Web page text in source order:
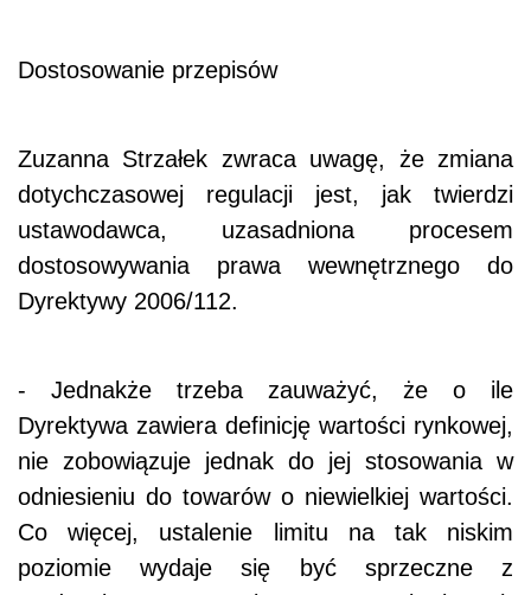
Dostosowanie przepisów
Zuzanna Strzałek zwraca uwagę, że zmiana
dotychczasowej regulacji jest, jak twierdzi
ustawodawca, uzasadniona procesem
dostosowywania prawa wewnętrznego do
Dyrektywy 2006/112.
- Jednakże trzeba zauważyć, że o ile
Dyrektywa zawiera definicję wartości rynkowej,
nie zobowiązuje jednak do jej stosowania w
odniesieniu do towarów o niewielkiej wartości.
Co więcej, ustalenie limitu na tak niskim
poziomie wydaje się być sprzeczne z